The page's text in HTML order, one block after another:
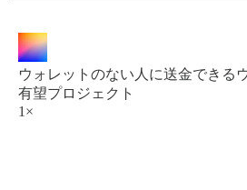
ウォレットのない人に送金できる
有望プロジェクト
1×